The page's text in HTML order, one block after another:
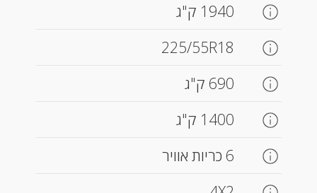
1940 ק"ג
225/55R18
690 ק"ג
1400 ק"ג
6 כריות אוויר